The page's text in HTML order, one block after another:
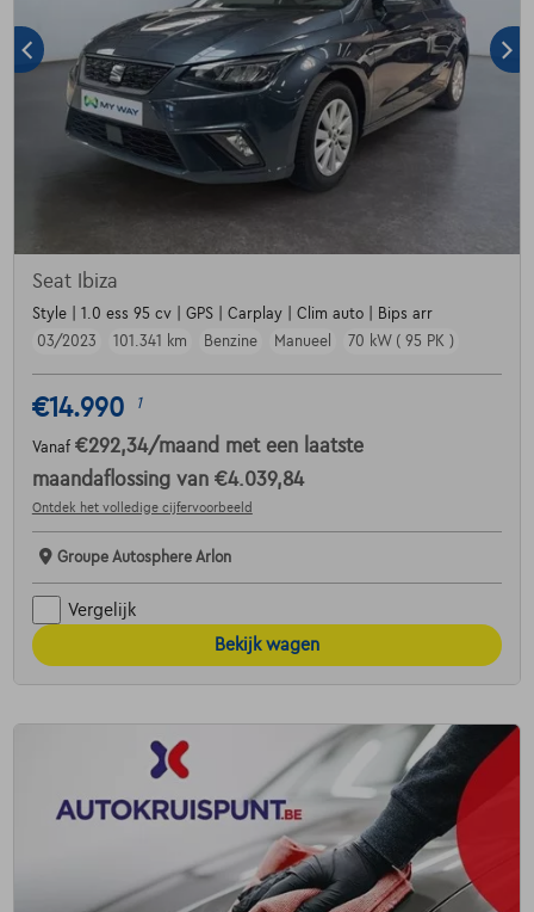
Seat Ibiza
Style | 1.0 ess 95 cv | GPS | Carplay | Clim auto | Bips arr
03/2023
101.341 km Benzine Manueel 70 kW ( 95 PK )
€14.990 1
Vanaf €292,34/maand met een laatste
maandaflossing van €4.039,84
Ontdek het volledige cijfervoorbeeld
Groupe Autosphere Arlon
Vergelijk
Bekijk wagen